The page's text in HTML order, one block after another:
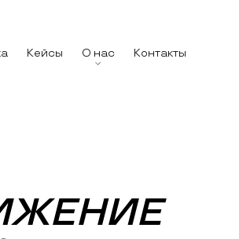
Кейсы О нас Контакты